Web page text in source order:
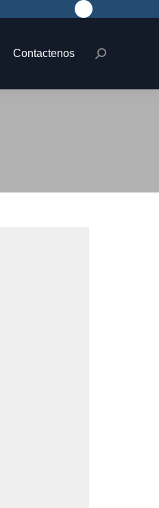
Facebook
opens
new
Contactenos Search:
Contactenos